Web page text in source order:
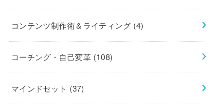
コンテンツ制作術＆ライティング (4)
コーチング・自己変革 (108)
マインドセット (37)